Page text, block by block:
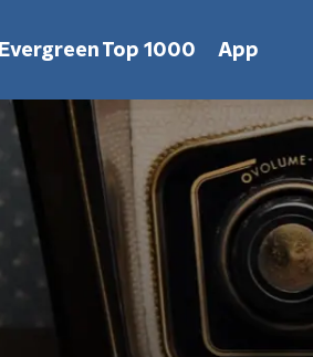
Evergreen Top 1000 App